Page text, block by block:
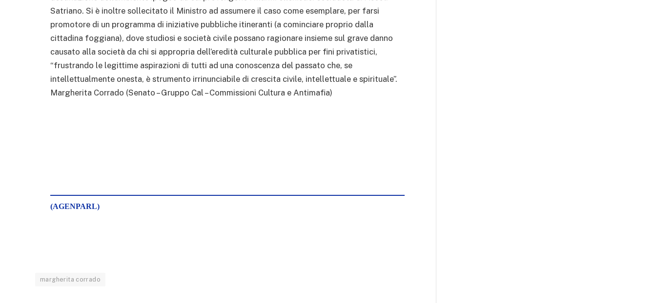
Satriano. Si è inoltre sollecitato il Ministro ad assumere il caso come esemplare, per farsi
promotore di un programma di iniziative pubbliche itineranti (a cominciare proprio dalla
cittadina foggiana), dove studiosi e società civile possano ragionare insieme sul grave danno
causato alla società da chi si appropria dell’eredità culturale pubblica per fini privatistici,
“frustrando le legittime aspirazioni di tutti ad una conoscenza del passato che, se
intellettualmente onesta, è strumento irrinunciabile di crescita civile, intellettuale e spirituale”.
Margherita Corrado (Senato – Gruppo Cal – Commissioni Cultura e Antimafia)
(AGENPARL)
margherita corrado